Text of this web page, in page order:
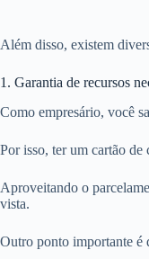
Além disso, existem
1. Garantia de recursos
Como empresário, você
Por isso, ter um cartão de
Aproveitando o
vista.
Outro ponto importante é